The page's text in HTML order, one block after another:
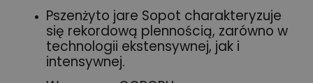
Pszenżyto jare Sopot charakteryzuje
się rekordową plennością, zarówno w
technologii ekstensywnej, jak i
intensywnej.